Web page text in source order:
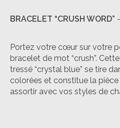
BRACELET “CRUSH WORD”
Portez votre cœur sur votre
bracelet de mot “crush”.
tressé “crystal blue” se tire
colorées et constitue la
assortir avec vos styles de